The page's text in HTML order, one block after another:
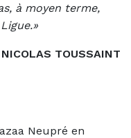
à moyen terme,
NICOLAS TOUSSAINT
Neupré en